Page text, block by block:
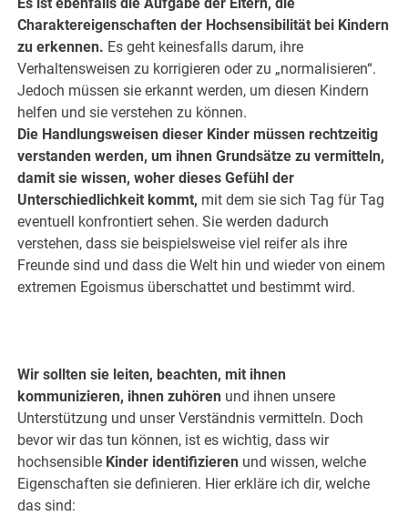
Charaktereigenschaften der Hochsensibilität bei Kindern
zu erkennen. Es geht keinesfalls darum, ihre
Verhaltensweisen zu korrigieren oder zu „normalisieren“.
Jedoch müssen sie erkannt werden, um diesen Kindern
helfen und sie verstehen zu können.
Die Handlungsweisen dieser Kinder müssen rechtzeitig
verstanden werden, um ihnen Grundsätze zu vermitteln,
damit sie wissen, woher dieses Gefühl der
Unterschiedlichkeit kommt, mit dem sie sich Tag für Tag
eventuell konfrontiert sehen. Sie werden dadurch
verstehen, dass sie beispielsweise viel reifer als ihre
Freunde sind und dass die Welt hin und wieder von einem
extremen Egoismus überschattet und bestimmt wird.
Wir sollten sie leiten, beachten, mit ihnen
kommunizieren, ihnen zuhören und ihnen unsere
Unterstützung und unser Verständnis vermitteln. Doch
bevor wir das tun können, ist es wichtig, dass wir
hochsensible Kinder identifizieren und wissen, welche
Eigenschaften sie definieren. Hier erkläre ich dir, welche
das sind: